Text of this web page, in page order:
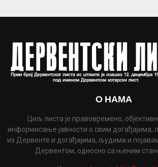
О НАМА
Циљ листа је правовремено,
информисање јавности о свим догађајима,
из Дервенте и догађајима, људима и
Дервентом, односно са њеним